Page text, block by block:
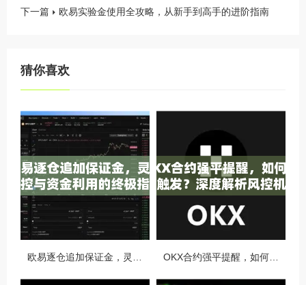
下一篇
欧易实验金使用全攻略，从新手到高手的进阶指南
猜你喜欢